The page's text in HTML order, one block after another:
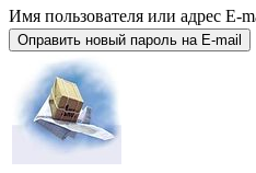
Имя пользователя или адрес E-